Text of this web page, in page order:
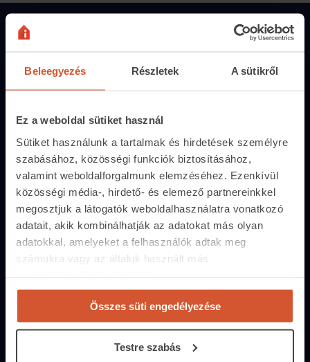
Beleegyezés Részletek A sütikről
Ez a weboldal sütiket használ
Sütiket használunk a tartalmak és hirdetések személyre
szabásához, közösségi funkciók biztosításához,
valamint weboldalforgalmunk elemzéséhez. Ezenkívül
közösségi média-, hirdető- és elemező partnereinkkel
megosztjuk a látogatók weboldalhasználatra vonatkozó
adatait, akik kombinálhatják az adatokat más olyan
adatokkal, amelyeket a felhasználók adtak meg
számukra vagy az általuk használt más
Összes süti engedélyezése
Testre szabás
Ingatlanoskereső
Energiatanúsítvány
Közvetítőknek
Árak és hirdetési lehetőségek
Fizetési lehetőségek
Lehetőségek közvetítőknek